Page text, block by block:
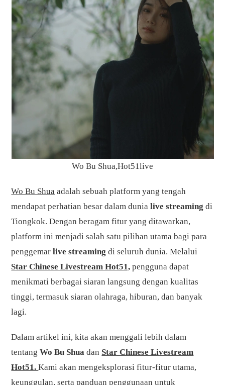
Wo Bu Shua,Hot51live
Wo Bu Shua adalah sebuah platform yang tengah
mendapat perhatian besar dalam dunialive streaming di
Tiongkok. Dengan beragam fitur yang ditawarkan,
platform ini menjadi salah satu pilihan utama bagi para
penggemarlive streaming di seluruh dunia. Melalui
Star Chinese Livestream Hot51, pengguna dapat
menikmati berbagai siaran langsung dengan kualitas
tinggi, termasuk siaran olahraga, hiburan, dan banyak
lagi.
Dalam artikel ini, kita akan menggali lebih dalam
tentangWo Bu Shua dan Star Chinese Livestream
Hot51.Kami akan mengeksplorasi fitur-fitur utama,
keunggulan, serta panduan penggunaan untuk